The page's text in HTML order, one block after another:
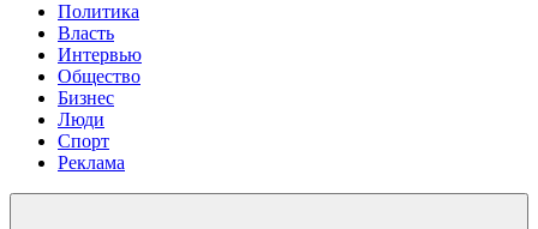
Политика
Власть
Интервью
Общество
Бизнес
Люди
Спорт
Реклама